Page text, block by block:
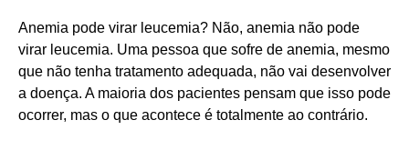
Anemia pode virar leucemia? Não, anemia não pode
virar leucemia. Uma pessoa que sofre de anemia, mesmo
que não tenha tratamento adequada, não vai desenvolver
a doença. A maioria dos pacientes pensam que isso pode
ocorrer, mas o que acontece é totalmente ao contrário.